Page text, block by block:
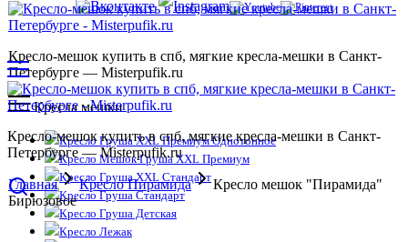
Кресло-мешок купить в спб, мягкие кресла-мешки в Санкт-
Петербурге — Misterpufik.ru
Кресла мешки
Кресло Груша XXL Премиум Однотонное
Кресло Мешок Груша XXL Премиум
Кресло Груша XXL Стандарт
Кресло Груша Стандарт
Кресло Груша Детская
Кресло Лежак
Кресло-мешок купить в спб, мягкие кресла-мешки в Санкт-
Петербурге — Misterpufik.ru
Главная Кресло Пирамида
Кресло мешок "Пирамида"
Бирюзовое